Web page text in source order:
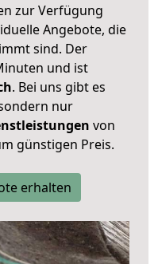
zur Verfügung
Angebote, die
sind. Der
und ist
. Bei uns gibt es
nur
von
günstigen Preis.
erhalten